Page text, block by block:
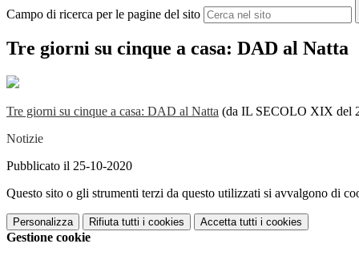
Campo di ricerca per le pagine del sito
Tre giorni su cinque a casa: DAD al Natta
Tre giorni su cinque a casa: DAD al Natta (da IL SECOLO XIX del
Notizie
Pubblicato il 25-10-2020
Questo sito o gli strumenti terzi da questo utilizzati si avvalgono di
Personalizza Rifiuta tutti i cookies Accetta tutti i cookies
Gestione cookie